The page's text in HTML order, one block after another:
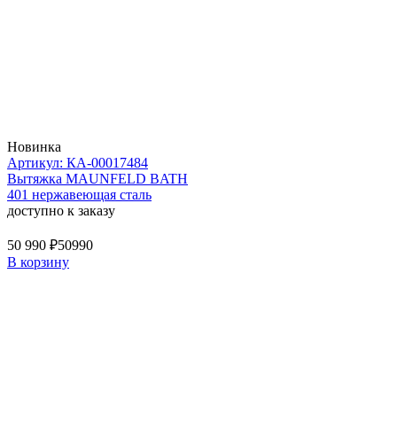
Новинка
Артикул: КА-00017484
Вытяжка MAUNFELD BATH
401 нержавеющая сталь
доступно к заказу
50 990 ₽50990
В корзину